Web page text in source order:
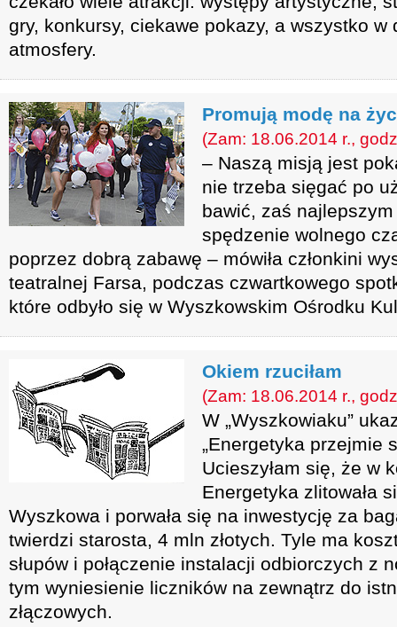
gry, konkursy, ciekawe pokazy, a wszystko w
atmosfery.
Promują modę na
(Zam: 18.06.2014 r.,
– Naszą misją jest
nie trzeba sięgać po
bawić, zaś
spędzenie wolnego
poprzez dobrą zabawę – mówiła członkini
teatralnej Farsa, podczas czwartkowego
które odbyło się w Wyszkowskim Ośrodku
Okiem rzuciłam
(Zam: 18.06.2014 r.,
W „Wyszkowiaku”
„Energetyka przejmie
Ucieszyłam się, że w
Energetyka zlitowała
Wyszkowa i porwała się na inwestycję za
twierdzi starosta, 4 mln złotych. Tyle ma
słupów i połączenie instalacji odbiorczych z
tym wyniesienie liczników na zewnątrz do
złączowych.